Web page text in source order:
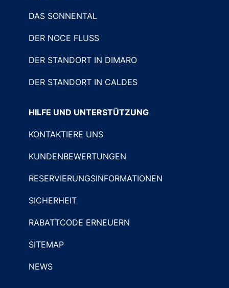
DAS SONNENTAL
DER NOCE FLUSS
DER STANDORT IN DIMARO
DER STANDORT IN CALDES
HILFE UND UNTERSTÜTZUNG
KONTAKTIERE UNS
KUNDENBEWERTUNGEN
RESERVIERUNGSINFORMATIONEN
SICHERHEIT
RABATTCODE ERNEUERN
SITEMAP
NEWS